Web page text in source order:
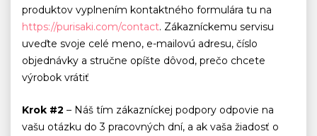
produktov vyplnením kontaktného formulára tu na
https://purisaki.com/contact. Zákazníckemu servisu
uveďte svoje celé meno, e-mailovú adresu, číslo
objednávky a stručne opíšte dôvod, prečo chcete
výrobok vrátiť
Krok #2 – Náš tím zákazníckej podpory odpovie na
vašu otázku do 3 pracovných dní, a ak vaša žiadosť o